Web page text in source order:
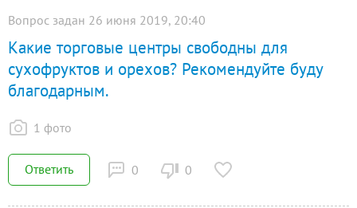
Вопрос задан 26 июня 2019, 20:40
Какие торговые центры свободны для
сухофруктов и орехов? Рекомендуйте буду
благодарным.
1 фото
Ответить 0 0